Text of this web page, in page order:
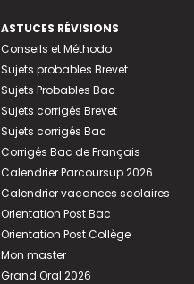
ASTUCES RÉVISIONS
Conseils et Méthodo
Sujets probables Brevet
Sujets Probables Bac
Sujets corrigés Brevet
Sujets corrigés Bac
Corrigés Bac de Français
Calendrier Parcoursup 2026
Calendrier vacances scolaires
Orientation Post Bac
Orientation Post Collège
Mon master
Grand Oral 2026